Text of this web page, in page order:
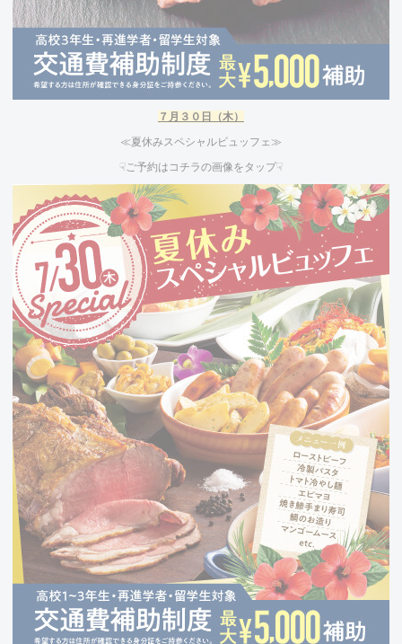
７ 月３０ 日（木）
≪夏休みスペシャルビュッフェ≫
☟ご予約はコチラの画像をタップ☟